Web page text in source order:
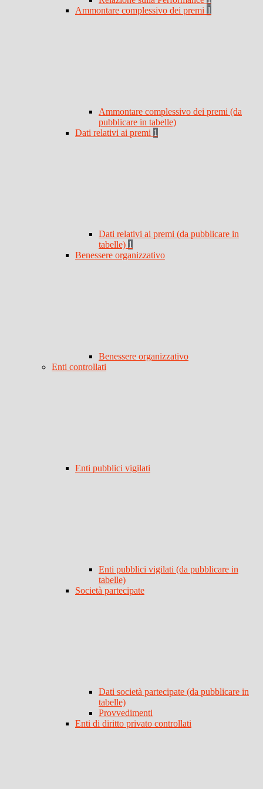
Ammontare complessivo dei premi 1
Ammontare complessivo dei premi (da
pubblicare in tabelle)
Dati relativi ai premi 1
Dati relativi ai premi (da pubblicare in
tabelle) 1
Benessere organizzativo
Benessere organizzativo
Enti controllati
Enti pubblici vigilati
Enti pubblici vigilati (da pubblicare in
tabelle)
Società partecipate
Dati società partecipate (da pubblicare in
tabelle)
Provvedimenti
Enti di diritto privato controllati